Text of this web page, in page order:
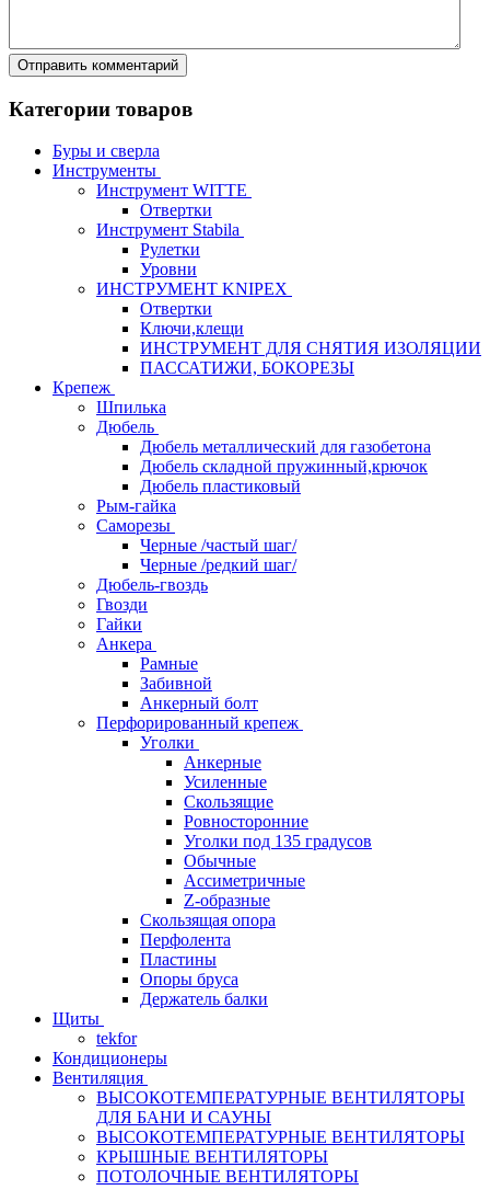
Категории товаров
Буры и сверла
Инструменты
Инструмент WITTE
Отвертки
Инструмент Stabila
Рулетки
Уровни
ИНСТРУМЕНТ KNIPEX
Отвертки
Ключи,клещи
ИНСТРУМЕНТ ДЛЯ СНЯТИЯ ИЗОЛЯЦИИ
ПАССАТИЖИ, БОКОРЕЗЫ
Крепеж
Шпилька
Дюбель
Дюбель металлический для газобетона
Дюбель складной пружинный,крючок
Дюбель пластиковый
Рым-гайка
Саморезы
Черные /частый шаг/
Черные /редкий шаг/
Дюбель-гвоздь
Гвозди
Гайки
Анкера
Рамные
Забивной
Анкерный болт
Перфорированный крепеж
Уголки
Анкерные
Усиленные
Скользящие
Ровносторонние
Уголки под 135 градусов
Обычные
Ассиметричные
Z-образные
Скользящая опора
Перфолента
Пластины
Опоры бруса
Держатель балки
Щиты
tekfor
Кондиционеры
Вентиляция
ВЫСОКОТЕМПЕРАТУРНЫЕ ВЕНТИЛЯТОРЫ
ДЛЯ БАНИ И САУНЫ
ВЫСОКОТЕМПЕРАТУРНЫЕ ВЕНТИЛЯТОРЫ
КРЫШНЫЕ ВЕНТИЛЯТОРЫ
ПОТОЛОЧНЫЕ ВЕНТИЛЯТОРЫ